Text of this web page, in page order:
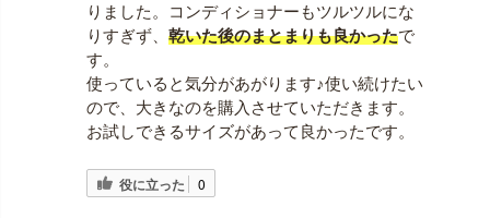
りました。コンディショナーもツルツルにな
りすぎず、 乾いた後のまとまりも良かったで
す。
使っていると気分があがります♪使い続けたい
ので、大きなのを購入させていただきます。
お試しできるサイズがあって良かったです。
役に立った 0